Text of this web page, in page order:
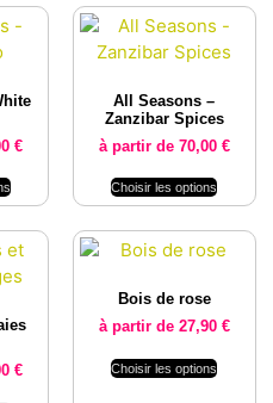
€
All Seasons –
Zanzibar Spices
à partir de 70,00 €
Choisir les options
€
Bois de rose
à partir de 27,90 €
Choisir les options